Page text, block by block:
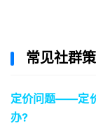
常见社群
定价问题——定
办?